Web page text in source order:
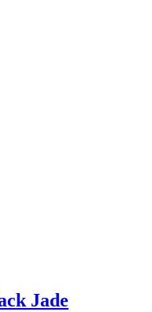
Jade